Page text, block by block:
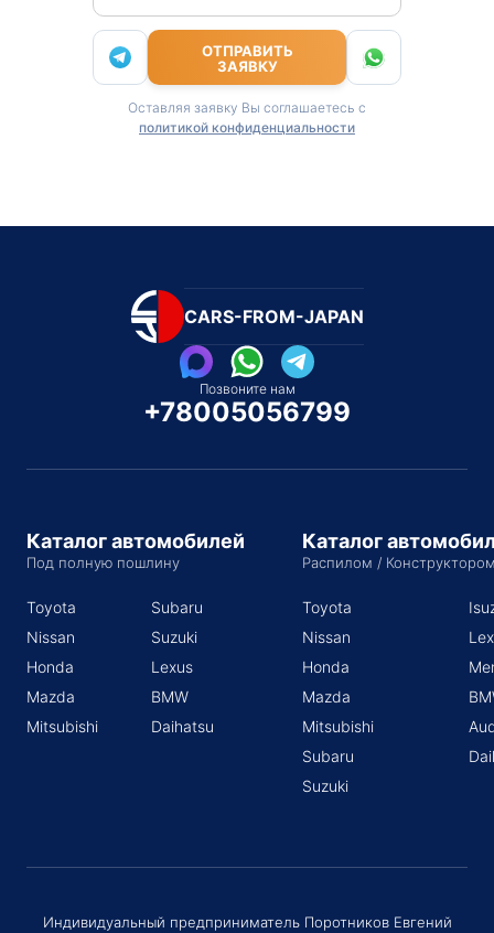
ОТПРАВИТЬ
ЗАЯВКУ
Оставляя заявку Вы соглашаетесь с
политикой конфиденциальности
CARS-FROM-JAPAN
Позвоните нам
+78005056799
Каталог автомобилей
Под полную пошлину
Toyota
Nissan
Honda
Mazda
Mitsubishi
Subaru
Suzuki
Lexus
BMW
Daihatsu
Каталог
Распилом /
Toyota
Nissan
Honda
Mazda
Mitsubishi
Subaru
Suzuki
Индивидуальный предприниматель Поротников Евгений